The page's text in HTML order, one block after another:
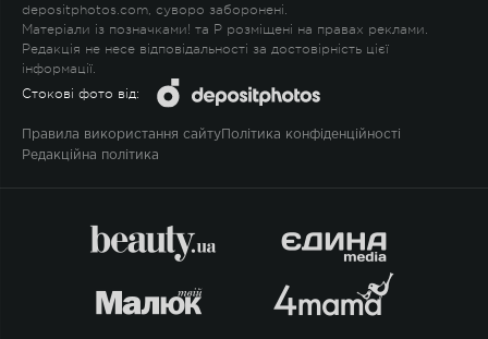
depositphotos.com, суворо заборонені.
Матеріали із позначками! та P розміщені на правах реклами.
Редакція не несе відповідальності за достовірність цієї
інформації.
Стокові фото від:
Правила використання сайту Політика конфіденційності
Редакційна політика